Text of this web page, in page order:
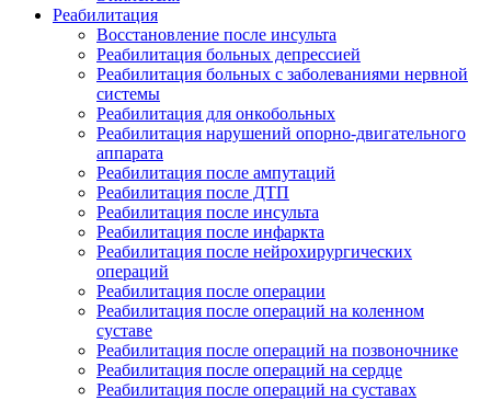
Реабилитация
Восстановление после инсульта
Реабилитация больных депрессией
Реабилитация больных с заболеваниями нервной
системы
Реабилитация для онкобольных
Реабилитация нарушений опорно-двигательного
аппарата
Реабилитация после ампутаций
Реабилитация после ДТП
Реабилитация после инсульта
Реабилитация после инфаркта
Реабилитация после нейрохирургических
операций
Реабилитация после операции
Реабилитация после операций на коленном
суставе
Реабилитация после операций на позвоночнике
Реабилитация после операций на сердце
Реабилитация после операций на суставах